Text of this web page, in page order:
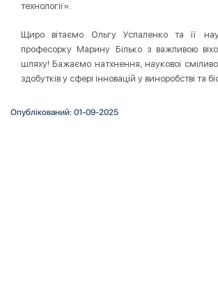
технології».
Щиро вітаємо Ольгу Успаленко та її
професорку Марину Білько з важливою
шляху! Бажаємо натхнення, наукової
здобутків у сфері інновацій у виноробстві та
Опублікований: 01-09-2025